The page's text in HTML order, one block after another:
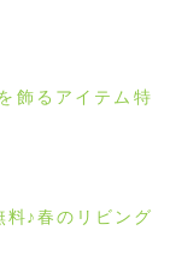
飾るアイテム特
料♪春のリビング